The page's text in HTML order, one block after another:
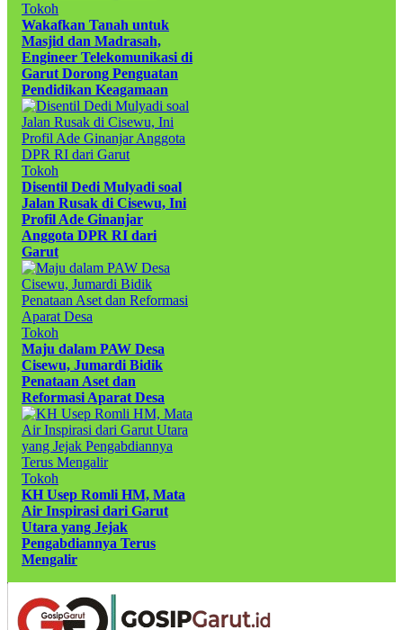
Tokoh
Wakafkan Tanah untuk
Masjid dan Madrasah,
Engineer Telekomunikasi di
Garut Dorong Penguatan
Pendidikan Keagamaan
Tokoh
Disentil Dedi Mulyadi soal
Jalan Rusak di Cisewu, Ini
Profil Ade Ginanjar
Anggota DPR RI dari
Garut
Tokoh
Maju dalam PAW Desa
Cisewu, Jumardi Bidik
Penataan Aset dan
Reformasi Aparat Desa
Tokoh
KH Usep Romli HM, Mata
Air Inspirasi dari Garut
Utara yang Jejak
Pengabdiannya Terus
Mengalir